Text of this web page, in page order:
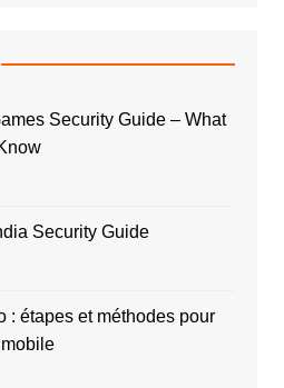
Security Guide – What
Security Guide
: étapes et méthodes pour